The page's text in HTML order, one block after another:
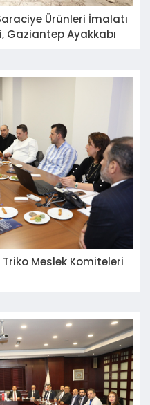
Ürünleri İmalatı
Gaziantep Ayakkabı
Triko Meslek Komiteleri